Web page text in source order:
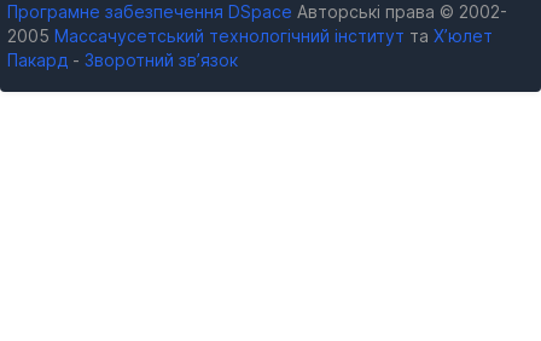
Програмне забезпечення DSpace Авторські права © 2002-
2005 Массачусетський технологічний інститут та Х’юлет
Пакард - Зворотний зв’язок